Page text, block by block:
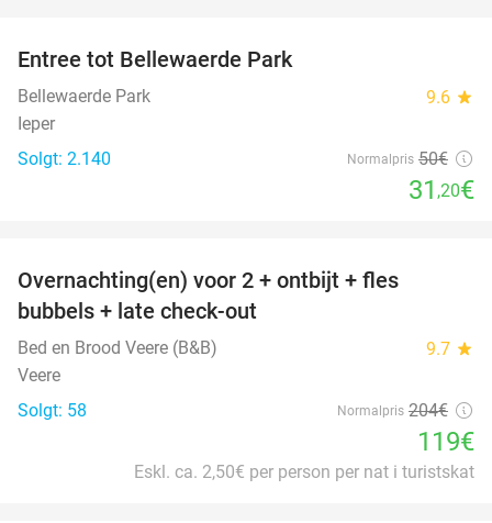
Entree tot Bellewaerde Park
Bellewaerde Park 9.6 star
Ieper
Solgt: 2.140
Normalpris 50€
31 ,20€
Overnachting(en) voor 2 + ontbijt + fles
bubbels + late check-out
Bed en Brood Veere (B&B) 9.7 star
Veere
Solgt: 58
Normalpris 204€
119€
Eskl. ca. 2,50€ per person per nat i turistskat